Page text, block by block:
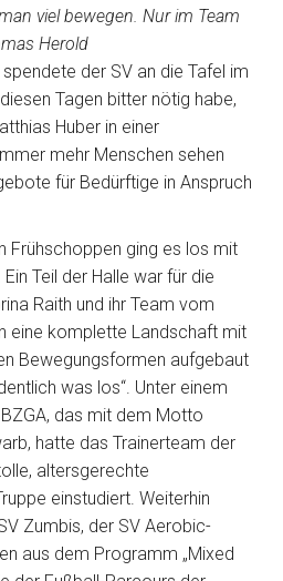
viel bewegen. Nur im Team
Herold
der SV an die Tafel im
Tagen bitter nötig habe,
Huber in einer
mehr Menschen sehen
für Bedürftige in Anspruch
Frühschoppen ging es los mit
Teil der Halle war für die
Raith und ihr Team vom
eine komplette Landschaft mit
Bewegungsformen aufgebaut
was los“. Unter einem
das mit dem Motto
hatte das Trainerteam der
altersgerechte
einstudiert. Weiterhin
Zumbis, der SV Aerobic-
aus dem Programm „Mixed